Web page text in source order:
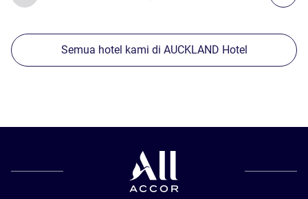
Semua hotel kami di AUCKLAND Hotel